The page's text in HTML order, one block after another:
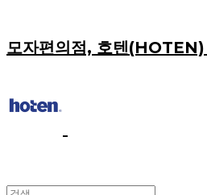
모자편의점, 호텐(HOTEN)